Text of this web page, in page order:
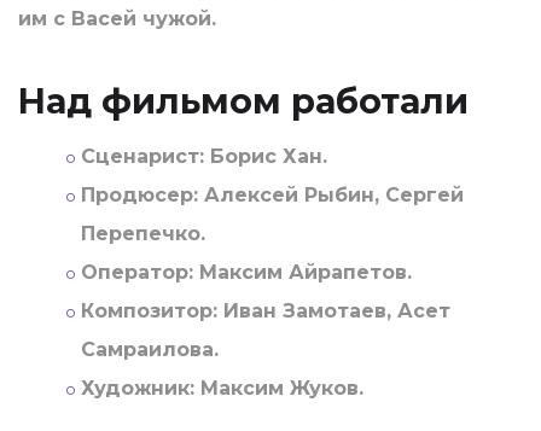
им с Васей чужой.
Над фильмом работали
Сценарист: Борис Хан.
Продюсер: Алексей Рыбин, Сергей
Перепечко.
Оператор: Максим Айрапетов.
Композитор: Иван Замотаев, Асет
Самраилова.
Художник: Максим Жуков.